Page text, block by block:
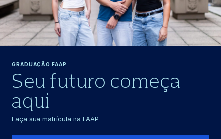
GRADUAÇÃO FAAP
Seu futuro começa
aqui
Faça sua matrícula na FAAP